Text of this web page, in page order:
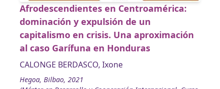
Afrodescendientes en Centroamérica:
dominación y expulsión de un
capitalismo en crisis. Una aproximación
al caso Garífuna en Honduras
CALONGE BERDASCO, Ixone
Hegoa, Bilbao, 2021